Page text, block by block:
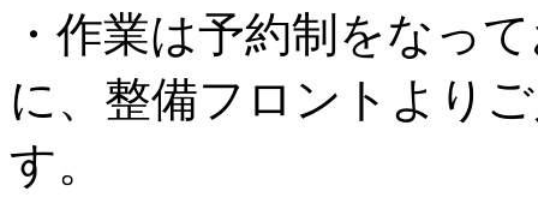
・作業は予約制をなっ
に、整備フロントより
す。